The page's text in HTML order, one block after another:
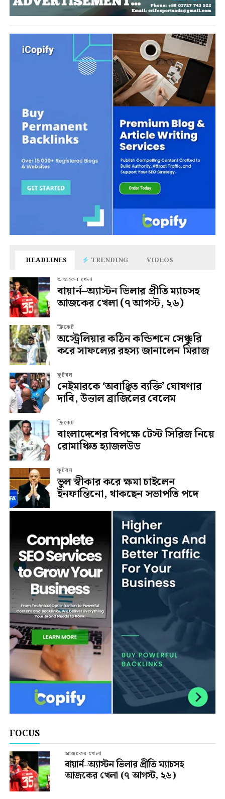
HEADLINES TRENDING VIDEOS
আজকের খেলা
বায়ার্ন–অ্যাস্টন ভিলার প্রীতি ম্যাচসহ
আজকের খেলা (৭ আগস্ট, ২৬)
ক্রিকেট
অস্ট্রেলিয়ার কঠিন কন্ডিশনে সেঞ্চুরি
করে সাফল্যের রহস্য জানালেন মিরাজ
ফুটবল
নেইমারকে ‘অবাঞ্ছিত ব্যক্তি’ ঘোষণার
দাবি, উত্তাল ব্রাজিলের বেলেম
ক্রিকেট
বাংলাদেশের বিপক্ষে টেস্ট সিরিজ নিয়ে
রোমাঞ্চিত হ্যাজলউড
ফুটবল
ভুল স্বীকার করে ক্ষমা চাইলেন
ইনফান্তিনো, থাকছেন সভাপতি পদে
FOCUS
আজকের খেলা
বায়ার্ন–অ্যাস্টন ভিলার প্রীতি ম্যাচসহ
আজকের খেলা (৭ আগস্ট, ২৬)